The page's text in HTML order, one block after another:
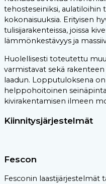
tehosteseiniksi, aulatiloihin
kokonaisuuksia. Erityisen
tulisijarakenteissa, joissa
lämmönkestävyys ja
Huolellisesti toteutettu
varmistavat sekä
laadun. Lopputuloksena
helppohoitoinen
kivirakentamisen ilmeen
Kiinnitysjärjestelmät
Fescon
Fesconin laastijärjestelmät